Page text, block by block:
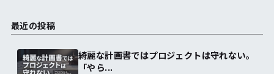
最近の投稿
綺麗な計画書ではプロジェクトは守れない。
「やら...